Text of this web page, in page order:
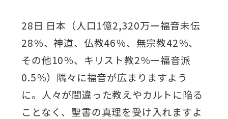
28日 日本（人口1億2,320万ー福音未伝
28％、神道、仏教46％、無宗教42％、
その他10％、キリスト教2％ー福音派
0.5％）隅々に福音が広まりますよう
に。人々が間違った教えやカルトに陥る
ことなく、聖書の真理を受け入れますよ